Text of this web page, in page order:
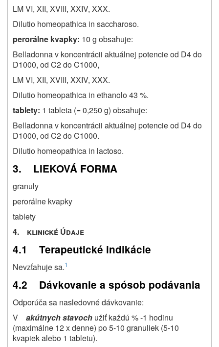
LM VI, XII, XVIII, XXIV, XXX.
Dilutio homeopathica in saccharoso.
perorálne kvapky: 10 g obsahuje:
Belladonna v koncentrácii aktuálnej potencie od D4 do
D1000, od C2 do C1000,
LM VI, XII, XVIII, XXIV, XXX.
Dilutio homeopathica in ethanolo 43 %.
tablety: 1 tableta (= 0,250 g) obsahuje:
Belladonna v koncentrácii aktuálnej potencie od D4 do
D1000, od C2 do C1000.
Dilutio homeopathica in lactoso.
3. LIEKOVÁ FORMA
granuly
perorálne kvapky
tablety
4. klinické Údaje
4.1 Terapeutické indikácie
Nevzťahuje sa.1
4.2 Dávkovanie a spósob podávania
Odporúča sa nasledovné dávkovanie:
V akútnych stavoch užiť každú % -1 hodinu
(maximálne 12 x denne) po 5-10 granuliek (5-10
kvapiek alebo 1 tabletu).